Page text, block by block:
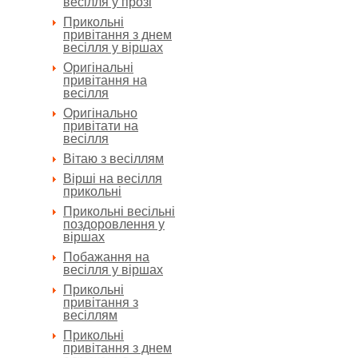
Прикольні
привітання з днем
весілля у віршах
Оригінальні
привітання на
весілля
Оригінально
привітати на
весілля
Вітаю з весіллям
Вірші на весілля
прикольні
Прикольні весільні
поздоровлення у
віршах
Побажання на
весілля у віршах
Прикольні
привітання з
весіллям
Прикольні
привітання з днем